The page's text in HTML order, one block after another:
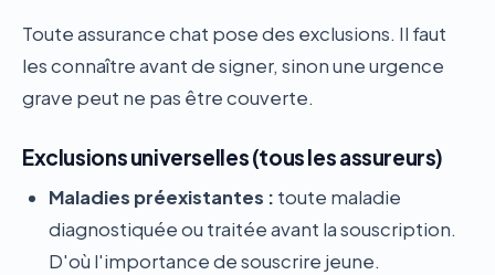
Toute assurance chat pose des exclusions. Il faut
les connaître avant de signer, sinon une urgence
grave peut ne pas être couverte.
Exclusions universelles (tous les assureurs)
Maladies préexistantes : toute maladie
diagnostiquée ou traitée avant la souscription.
D'où l'importance de souscrire jeune.